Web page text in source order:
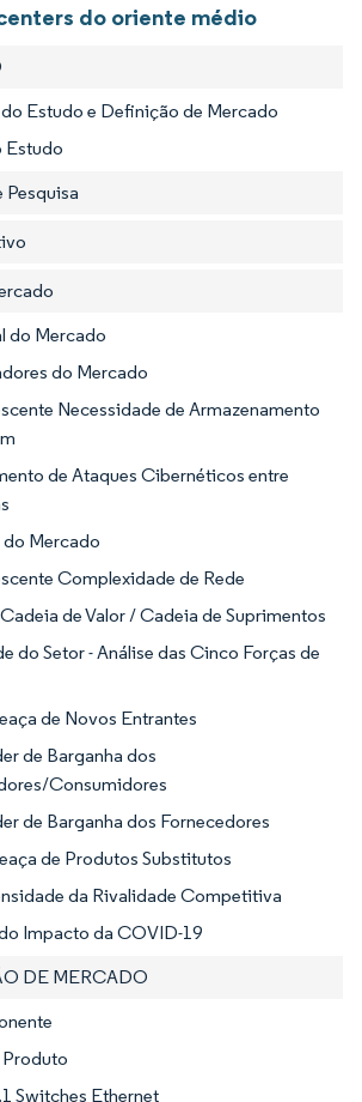
do oriente médio
Estudo e Definição de Mercado
Estudo
do Mercado
do Mercado
Necessidade de Armazenamento
de Ataques Cibernéticos entre
do Mercado
Complexidade de Rede
de Valor / Cadeia de Suprimentos
do Setor - Análise das Cinco Forças de
de Novos Entrantes
de Barganha dos
Consumidores
de Barganha dos Fornecedores
de Produtos Substitutos
da Rivalidade Competitiva
Impacto da COVID-19
DE MERCADO
Produto
Switches Ethernet